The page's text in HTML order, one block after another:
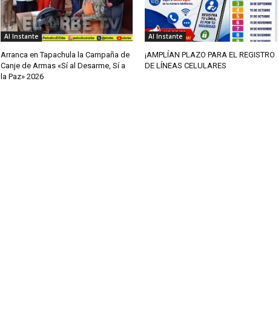
Al Instante
Arranca en Tapachula la Campaña de
Canje de Armas «Sí al Desarme, Sí a
la Paz» 2026
Al Instante
¡AMPLÍAN PLAZO PARA EL REGISTRO
DE LÍNEAS CELULARES